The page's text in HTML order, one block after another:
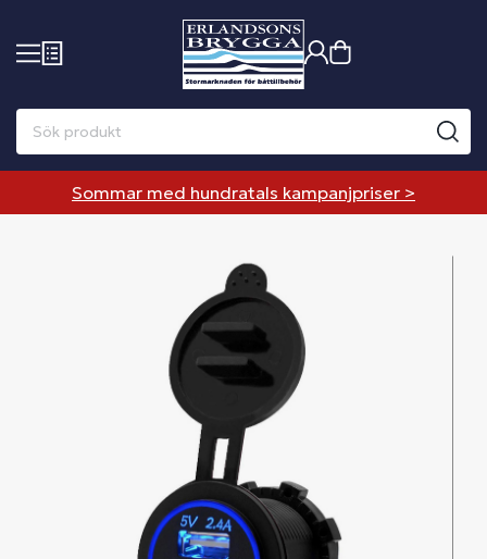
Sommar med hundratals kampanjpriser >